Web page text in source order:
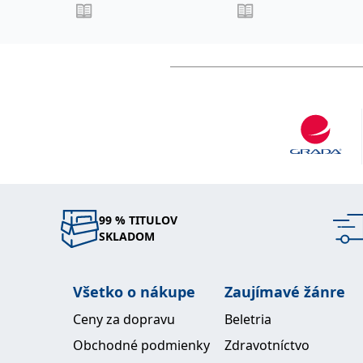
99 % TITULOV
SKLADOM
Všetko o nákupe
Ceny za dopravu
Obchodné podmienky
Zaujímavé žánre
Beletria
Zdravotníctvo